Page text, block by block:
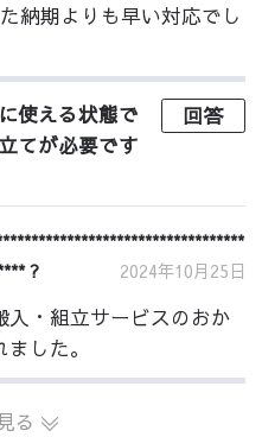
納期よりも早い対応でし
使える状態で
てが必要です
回答
?
2024年10月25日
・組立サービスのおか
した。
る